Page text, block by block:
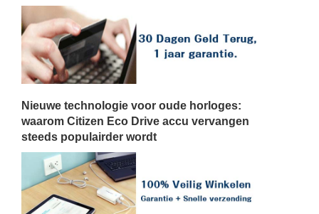
Nieuwe technologie voor oude horloges:
waarom Citizen Eco Drive accu vervangen
steeds populairder wordt